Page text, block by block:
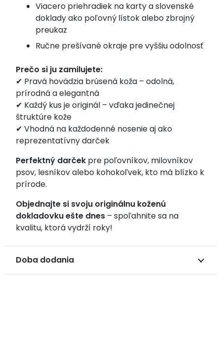
Viacero priehradiek na karty a slovenské
doklady ako poľovný lístok alebo zbrojný
preukaz
Ručne prešívané okraje pre vyššiu odolnosť
Prečo si ju zamilujete:
✔ Pravá hovädzia brúsená koža – odolná,
prírodná a elegantná
✔ Každý kus je originál – vďaka jedinečnej
štruktúre kože
✔ Vhodná na každodenné nosenie aj ako
reprezentatívny darček
Perfektný darček pre poľovníkov, milovníkov
psov, lesníkov alebo kohokoľvek, kto má blízko k
prírode.
Objednajte si svoju originálnu koženú
dokladovku ešte dnes – spoľahnite sa na
kvalitu, ktorá vydrží roky!
Doba dodania